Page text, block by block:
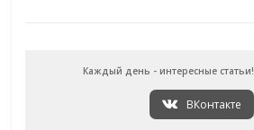
Каждый день - интересные статьи!
ВКонтакте